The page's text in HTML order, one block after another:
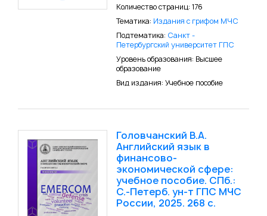
Количество страниц: 176
Тематика: Издания с грифом МЧС
Подтематика: Санкт -
Петербургский университет ГПС
Уровень образования: Высшее
образование
Вид издания: Учебное пособие
Головчанский В.А.
Английский язык в
финансово-
экономической сфере:
учебное пособие. СПб.:
С.-Петерб. ун-т ГПС МЧС
России, 2025. 268 c.